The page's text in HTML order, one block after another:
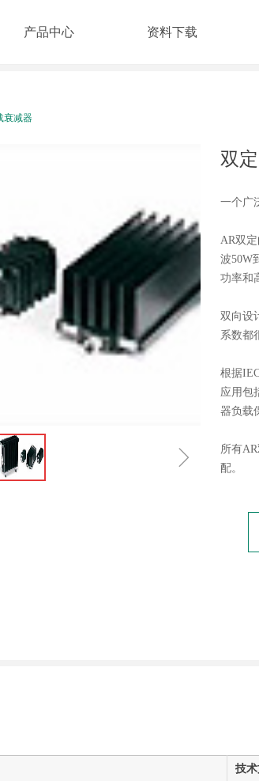
产品中心 资料下载
衰减器
ꁇ
双
一个广
AR双
波50W
功率和
双向设
系数都
根据
应用包
器负载
所有
配。
技